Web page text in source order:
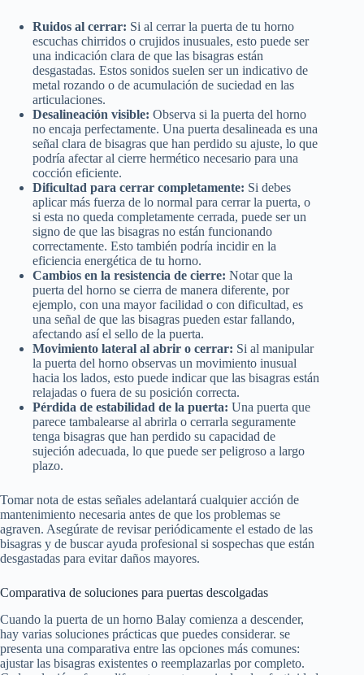
Ruidos al cerrar: Si al cerrar la puerta de tu horno
escuchas chirridos o crujidos inusuales, esto puede ser
una indicación clara de que las bisagras están
desgastadas. Estos sonidos suelen ser un indicativo de
metal rozando o de acumulación de suciedad en las
articulaciones.
Desalineación visible: Observa si la puerta del horno
no encaja perfectamente. Una puerta desalineada es una
señal clara de bisagras que han perdido su ajuste, lo que
podría afectar al cierre hermético necesario para una
cocción eficiente.
Dificultad para cerrar completamente: Si debes
aplicar más fuerza de lo normal para cerrar la puerta, o
si esta no queda completamente cerrada, puede ser un
signo de que las bisagras no están funcionando
correctamente. Esto también podría incidir en la
eficiencia energética de tu horno.
Cambios en la resistencia de cierre: Notar que la
puerta del horno se cierra de manera diferente, por
ejemplo, con una mayor facilidad o con dificultad, es
una señal de que las bisagras pueden estar fallando,
afectando así el sello de la puerta.
Movimiento lateral al abrir o cerrar: Si al manipular
la puerta del horno observas un movimiento inusual
hacia los lados, esto puede indicar que las bisagras están
relajadas o fuera de su posición correcta.
Pérdida de estabilidad de la puerta: Una puerta que
parece tambalearse al abrirla o cerrarla seguramente
tenga bisagras que han perdido su capacidad de
sujeción adecuada, lo que puede ser peligroso a largo
plazo.
Tomar nota de estas señales adelantará cualquier acción de
mantenimiento necesaria antes de que los problemas se
agraven. Asegúrate de revisar periódicamente el estado de las
bisagras y de buscar ayuda profesional si sospechas que están
desgastadas para evitar daños mayores.
Comparativa de soluciones para puertas descolgadas
Cuando la puerta de un horno Balay comienza a descender,
hay varias soluciones prácticas que puedes considerar. se
presenta una comparativa entre las opciones más comunes:
ajustar las bisagras existentes o reemplazarlas por completo.